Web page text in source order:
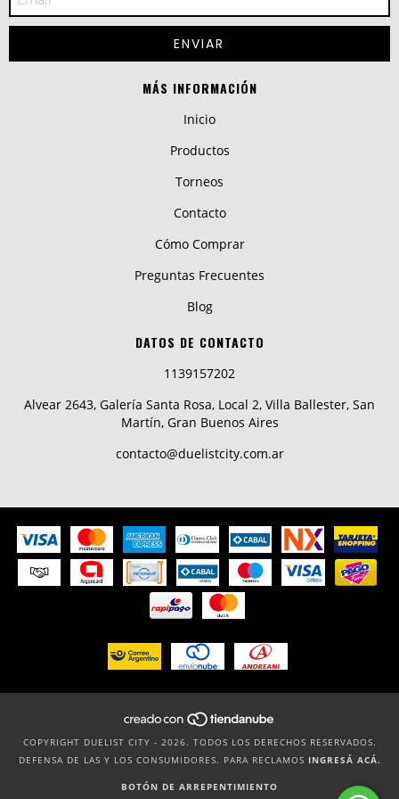
MÁS INFORMACIÓN
Inicio
Productos
Torneos
Contacto
Cómo Comprar
Preguntas Frecuentes
Blog
DATOS DE CONTACTO
1139157202
Alvear 2643, Galería Santa Rosa, Local 2, Villa Ballester, San
Martín, Gran Buenos Aires
contacto@duelistcity.com.ar
COPYRIGHT DUELIST CITY - 2026. TODOS LOS DERECHOS RESERVADOS.
DEFENSA DE LAS Y LOS CONSUMIDORES. PARA RECLAMOS INGRESÁ ACÁ.
BOTÓN DE ARREPENTIMIENTO